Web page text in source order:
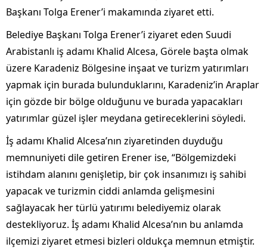
Başkanı Tolga Erener’i makamında ziyaret etti.
Belediye Başkanı Tolga Erener’i ziyaret eden Suudi
Arabistanlı iş adamı Khalid Alcesa, Görele başta olmak
üzere Karadeniz Bölgesine inşaat ve turizm yatırımları
yapmak için burada bulunduklarını, Karadeniz’in Araplar
için gözde bir bölge olduğunu ve burada yapacakları
yatırımlar güzel işler meydana getireceklerini söyledi.
İş adamı Khalid Alcesa’nın ziyaretinden duyduğu
memnuniyeti dile getiren Erener ise, “Bölgemizdeki
istihdam alanını genişletip, bir çok insanımızı iş sahibi
yapacak ve turizmin ciddi anlamda gelişmesini
sağlayacak her türlü yatırımı belediyemiz olarak
destekliyoruz. İş adamı Khalid Alcesa’nın bu anlamda
ilçemizi ziyaret etmesi bizleri oldukça memnun etmiştir.